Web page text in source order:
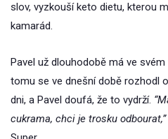
slov, vyzkouší keto dietu, kterou
kamarád.
Pavel už dlouhodobě má ve
tomu se ve dnešní době rozhodl
dni, a Pavel doufá, že to vydrží.
cukrama, chci je trosku odbourat,”